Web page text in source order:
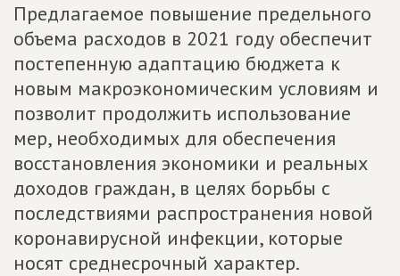
Предлагаемое повышение предельного
объема расходов в 2021 году обеспечит
постепенную адаптацию бюджета к
новым макроэкономическим условиям и
позволит продолжить использование
мер, необходимых для обеспечения
восстановления экономики и реальных
доходов граждан, в целях борьбы с
последствиями распространения новой
коронавирусной инфекции, которые
носят среднесрочный характер.